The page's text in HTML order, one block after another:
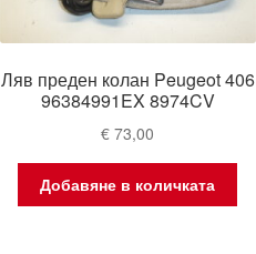
Ляв преден колан Peugeot 406
96384991EX 8974CV
€ 73,00
Добавяне в количката